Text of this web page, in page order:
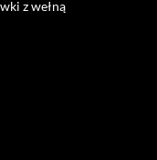
z wełną